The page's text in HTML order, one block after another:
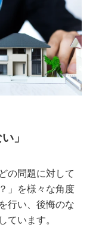
」
の問題に対して
」を様々な角度
行い、後悔のな
います。